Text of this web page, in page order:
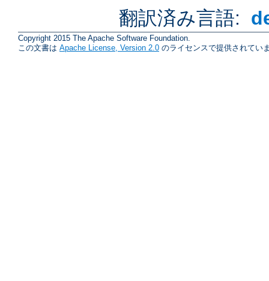
翻訳済み言語:
Copyright 2015 The Apache Software Foundation.
この文書は Apache License, Version 2.0 のライセンスで提供されてい